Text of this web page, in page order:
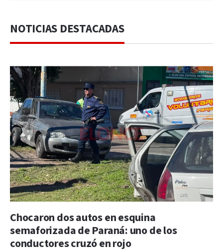
NOTICIAS DESTACADAS
Chocaron dos autos en esquina
semaforizada de Paraná: uno de los
conductores cruzó en rojo